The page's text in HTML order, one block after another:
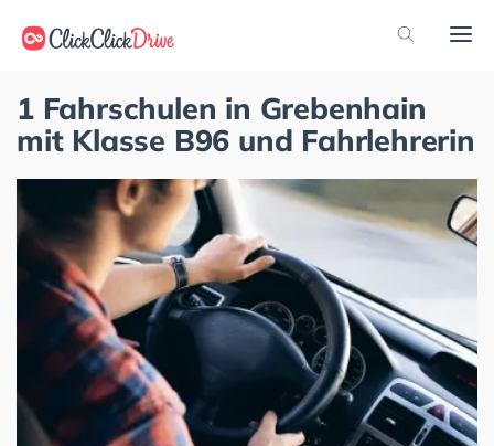
1 Fahrschulen in Grebenhain
mit Klasse B96 und Fahrlehrerin